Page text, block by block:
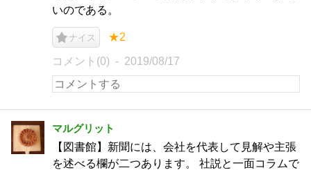
いのである。
ナイス ★2
コメント(0) 2019/08/17
マルグリット
【図書館】新聞には、会社を代表して見解や主張
を述べる欄が二つあります。 社説と一面コラムで